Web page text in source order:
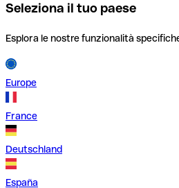
Seleziona il tuo paese
Esplora le nostre funzionalità
Europe
France
Deutschland
España